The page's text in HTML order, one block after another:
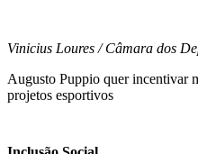
Vinicius Loures / Câmara dos
Augusto Puppio quer incentivar
projetos esportivos